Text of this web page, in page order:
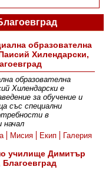
образователна
Хилендарски,
образователна
Хилендарски е
за обучение и
със специални
в
начал
Мисия Екип Галерия
училище Димитър
Благоевград